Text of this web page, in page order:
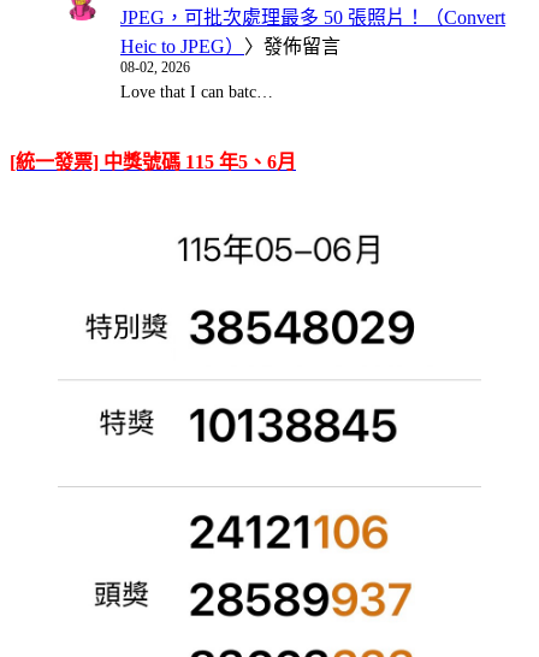
JPEG，可批次處理最多 50 張照片！（Convert
Heic to JPEG） 〉發佈留言
08-02, 2026
Love that I can batc…
[統一發票] 中獎號碼 115 年5、6月